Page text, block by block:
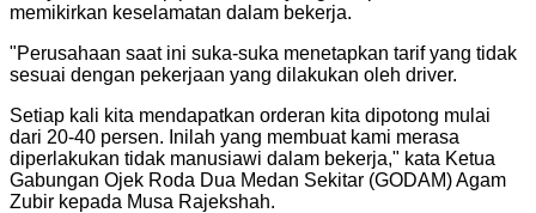
memikirkan keselamatan dalam bekerja.
"Perusahaan saat ini suka-suka menetapkan tarif yang tidak
sesuai dengan pekerjaan yang dilakukan oleh driver.
Setiap kali kita mendapatkan orderan kita dipotong mulai
dari 20-40 persen. Inilah yang membuat kami merasa
diperlakukan tidak manusiawi dalam bekerja," kata Ketua
Gabungan Ojek Roda Dua Medan Sekitar (GODAM) Agam
Zubir kepada Musa Rajekshah.